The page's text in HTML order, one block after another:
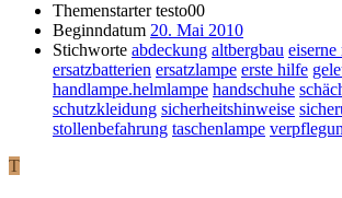
Themenstarter testo00
Beginndatum 20. Mai 2010
Stichworte abdeckung altbergbau eiserne
ersatzbatterien ersatzlampe erste hilfe
handlampe.helmlampe handschuhe
schutzkleidung sicherheitshinweise
stollenbefahrung taschenlampe
T